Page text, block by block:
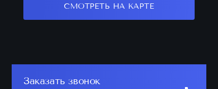
СМОТРЕТЬ НА КАРТЕ
Заказать звонок